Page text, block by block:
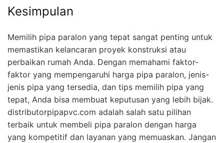
Kesimpulan
Memilih pipa paralon yang tepat sangat penting untuk
memastikan kelancaran proyek konstruksi atau
perbaikan rumah Anda. Dengan memahami faktor-
faktor yang mempengaruhi harga pipa paralon, jenis-
jenis pipa yang tersedia, dan tips memilih pipa yang
tepat, Anda bisa membuat keputusan yang lebih bijak.
distributorpipapvc.com adalah salah satu pilihan
terbaik untuk membeli pipa paralon dengan harga
yang kompetitif dan layanan yang memuaskan. Jangan